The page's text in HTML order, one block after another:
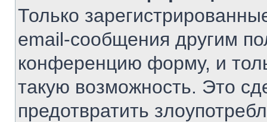
Только
email-сообщения другим
конференцию форму, и
такую возможность. Это
предотвратить